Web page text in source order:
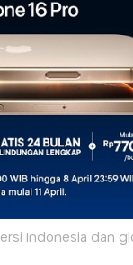
Indonesia dan